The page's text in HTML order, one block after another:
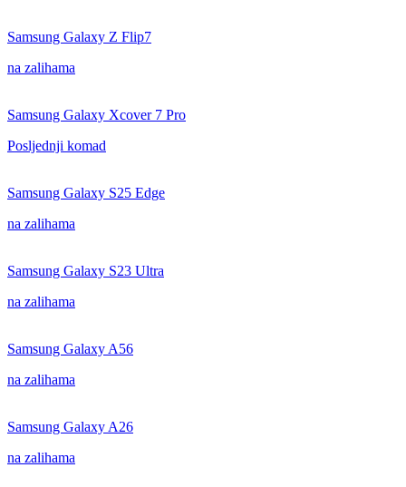
Samsung Galaxy Z Flip7
na zalihama
Samsung Galaxy Xcover 7 Pro
Posljednji komad
Samsung Galaxy S25 Edge
na zalihama
Samsung Galaxy S23 Ultra
na zalihama
Samsung Galaxy A56
na zalihama
Samsung Galaxy A26
na zalihama